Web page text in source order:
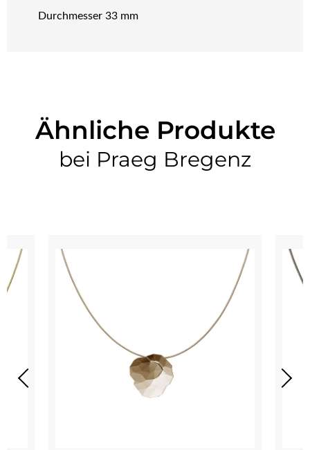
Durchmesser 33 mm
Ähnliche Produkte
bei Praeg Bregenz